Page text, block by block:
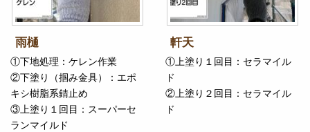
雨樋
①下地処理：ケレン作業
②下塗り（掴み金具）：エポ
キシ樹脂系錆止め
③上塗り１回目：スーパーセ
ランマイルド
軒天
①上塗り１回目：セラマイル
ド
②上塗り２回目：セラマイル
ド